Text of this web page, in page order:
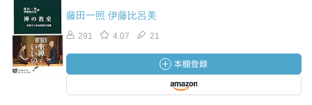
藤田一照 伊藤比呂美
291 4.07 21